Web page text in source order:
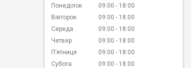
Понеділок 09:00
18:00
Вівторок
09:00
18:00
Середа
09:00
18:00
Четвер
09:00
18:00
Пʼятниця
09:00
18:00
Субота
09:00
18:00